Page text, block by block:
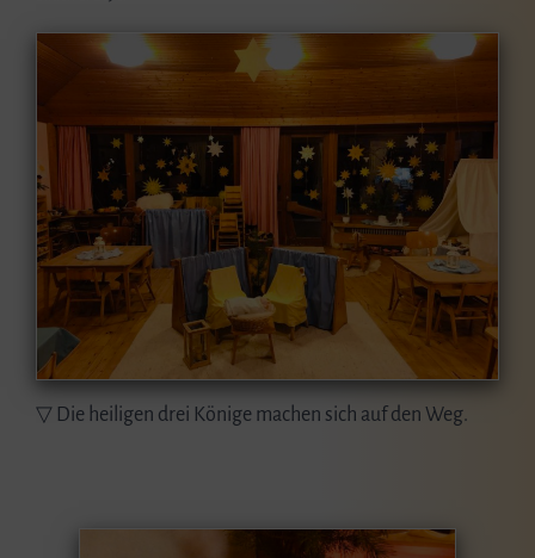
▽ Die heiligen drei Könige machen sich auf den Weg.